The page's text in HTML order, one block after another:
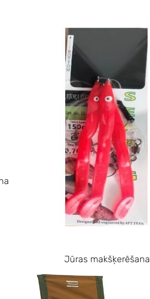
Jūras makšķerēšana